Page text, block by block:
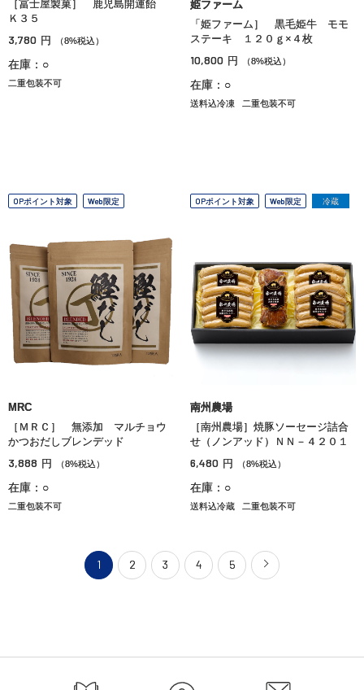
［冨士屋製菓］ 鹿児島開運飴
Ｋ３５
3,780 円 （8%税込）
在庫：○
二重包装不可
姫ファーム
「姫ファーム］ 黒毛姫牛 モモ
ステーキ １２０ｇ×４枚
10,800 円 （8%税込）
在庫：○
送料込冷凍 二重包装不可
OPポイント対象 Web限定
MRC
［ＭＲＣ］ 無添加 マルチョウ
かつおだしブレンデッド
3,888 円 （8%税込）
在庫：○
二重包装不可
OPポイント対象 Web限定 冷蔵
南州農場
［南州農場］焼豚ソーセージ詰合
せ（ノンアッド）ＮＮ－４２０１
6,480 円 （8%税込）
在庫：○
送料込冷蔵 二重包装不可
1 2 3 4 5